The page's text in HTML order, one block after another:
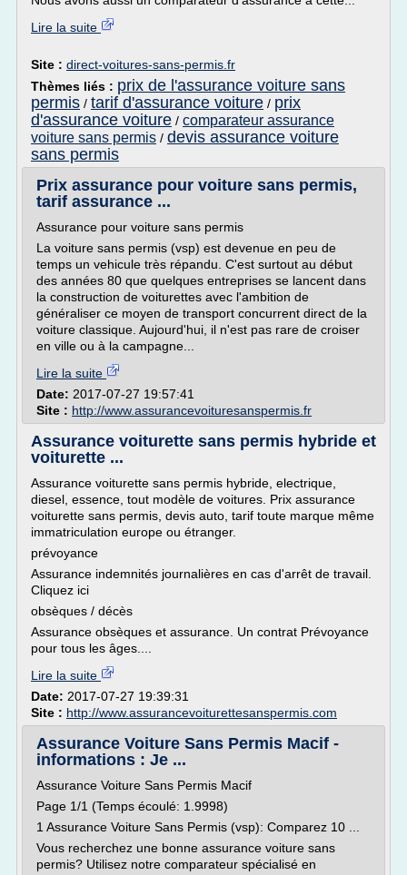
Lire la suite
Site : direct-voitures-sans-permis.fr
Thèmes liés : prix de l'assurance voiture sans
permis / tarif d'assurance voiture / prix
d'assurance voiture / comparateur assurance
voiture sans permis / devis assurance voiture
sans permis
Prix assurance pour voiture sans permis,
tarif assurance ...
Assurance pour voiture sans permis
La voiture sans permis (vsp) est devenue en peu de
temps un vehicule très répandu. C'est surtout au début
des années 80 que quelques entreprises se lancent dans
la construction de voiturettes avec l'ambition de
généraliser ce moyen de transport concurrent direct de la
voiture classique. Aujourd'hui, il n'est pas rare de croiser
en ville ou à la campagne...
Lire la suite
Date: 2017-07-27 19:57:41
Site : http://www.assurancevoituresanspermis.fr
Assurance voiturette sans permis hybride et
voiturette ...
Assurance voiturette sans permis hybride, electrique,
diesel, essence, tout modèle de voitures. Prix assurance
voiturette sans permis, devis auto, tarif toute marque même
immatriculation europe ou étranger.
prévoyance
Assurance indemnités journalières en cas d'arrêt de travail.
Cliquez ici
obsèques / décès
Assurance obsèques et assurance. Un contrat Prévoyance
pour tous les âges....
Lire la suite
Date: 2017-07-27 19:39:31
Site : http://www.assurancevoiturettesanspermis.com
Assurance Voiture Sans Permis Macif -
informations : Je ...
Assurance Voiture Sans Permis Macif
Page 1/1 (Temps écoulé: 1.9998)
1 Assurance Voiture Sans Permis (vsp): Comparez 10 ...
Vous recherchez une bonne assurance voiture sans
permis? Utilisez notre comparateur spécialisé en